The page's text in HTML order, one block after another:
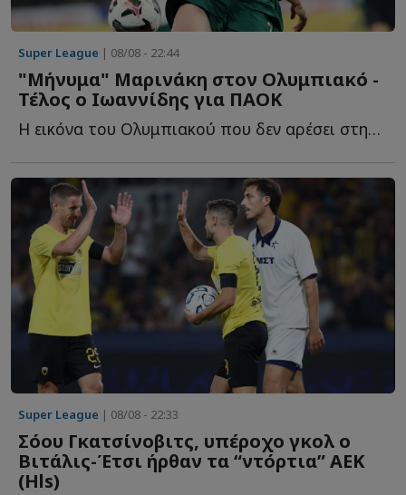
Super League | 08/08 - 22:44
"Μήνυμα" Μαρινάκη στον Ολυμπιακό -
Τέλος ο Ιωαννίδης για ΠΑΟΚ
Η εικόνα του Ολυμπιακού που δεν αρέσει στην διοίκηση, τ...
Super League | 08/08 - 22:33
Σόου Γκατσίνοβιτς, υπέροχο γκολ ο
Βιτάλις-Έτσι ήρθαν τα “ντόρτια” ΑΕΚ
(Ηls)